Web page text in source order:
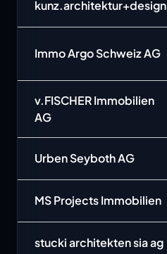
kunz.architektur+design
Immo Argo Schweiz AG
v.FISCHER Immobilien
AG
Urben Seyboth AG
MS Projects Immobilien
stucki architekten sia ag